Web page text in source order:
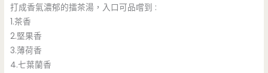
打成香氣濃郁的擂茶湯，入口可品嚐到 :
1.茶香
2.堅果香
3.薄荷香
4.七葉蘭香